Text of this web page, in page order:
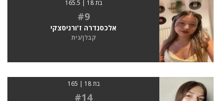
בת 18 | 165.5
#9
אלכסנדרה ז'ורניסצקי
קבלן/נית
בת 18 | 165
#14